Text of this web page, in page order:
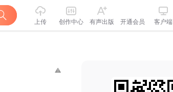
上传 创作中心 有声出版 开通会员 客户端